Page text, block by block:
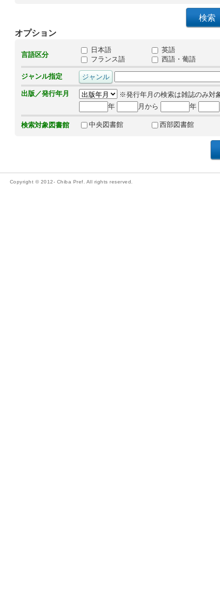
オプション
言語区分
日本語
英語
フランス語
西語・葡語
ジャンル指定
出版／発行年月
※発行年月の検索は雑誌のみ対
年
月から 年
検索対象図書館 中央図書館 西部図書館
Copyright © 2012- Chiba Pref. All rights reserved.